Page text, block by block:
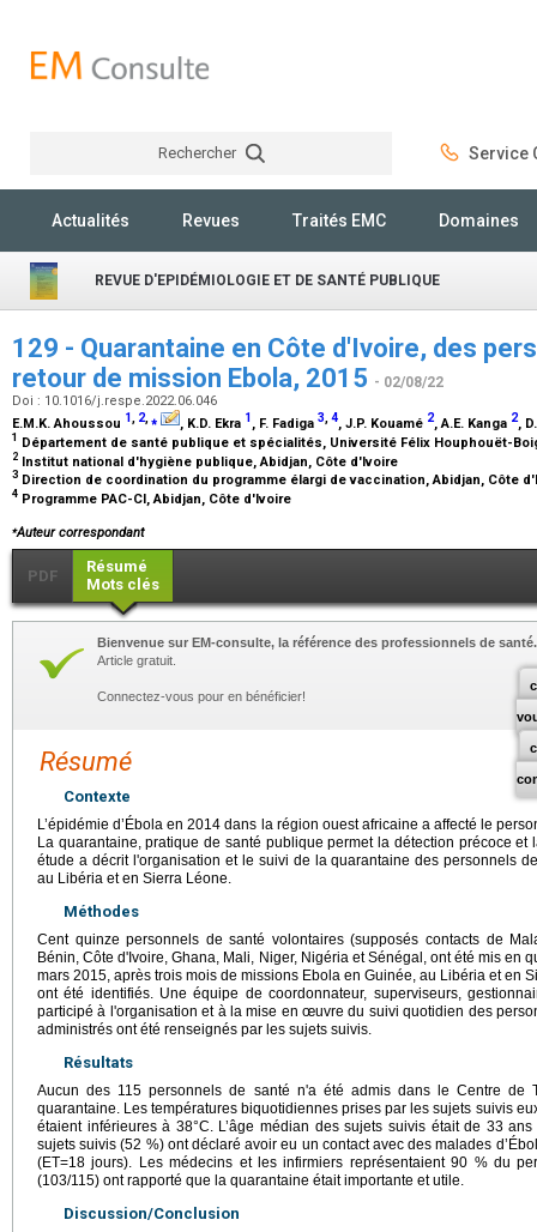
Rechercher Service
Actualités Revues Traités EMC Domaines
REVUE D'EPIDÉMIOLOGIE ET DE SANTÉ PUBLIQUE
129 - Quarantaine en Côte d'Ivoire, des
retour de mission Ebola, 2015 - 02/08/22
Doi : 10.1016/j.respe.2022.06.046
E.M.K. Ahoussou 1, 2,⁎ , K.D. Ekra 1 , F. Fadiga 3,4, J.P. Kouamé 2, A.E. Kanga 2,
1 Département de santé publique et spécialités, Université Félix Houphouët-
2 Institut national d'hygiène publique, Abidjan, Côte d'Ivoire
3 Direction de coordination du programme élargi de vaccination, Abidjan, Côte
4 Programme PAC-CI, Abidjan, Côte d'Ivoire
⁎Auteur correspondant
PDF
Résumé
Mots clés
Bienvenue sur EM-consulte, la référence des professionnels de santé.
Article gratuit.
Connectez-vous pour en bénéficier!
Résumé
Contexte
L’épidémie d’Ébola en 2014 dans la région ouest africaine a affecté le
La quarantaine, pratique de santé publique permet la détection précoce
étude a décrit l'organisation et le suivi de la quarantaine des personnels
au Libéria et en Sierra Léone.
Méthodes
Cent quinze personnels de santé volontaires (supposés contacts de
Bénin, Côte d'Ivoire, Ghana, Mali, Niger, Nigéria et Sénégal, ont été mis en
mars 2015, après trois mois de missions Ebola en Guinée, au Libéria et en
ont été identifiés. Une équipe de coordonnateur, superviseurs,
participé à l'organisation et à la mise en œuvre du suivi quotidien des
administrés ont été renseignés par les sujets suivis.
Résultats
Aucun des 115 personnels de santé n'a été admis dans le Centre de
quarantaine. Les températures biquotidiennes prises par les sujets suivis
étaient inférieures à 38°C. L’âge médian des sujets suivis était de 33
sujets suivis (52 %) ont déclaré avoir eu un contact avec des malades
(ET=18 jours). Les médecins et les infirmiers représentaient 90 % du
(103/115) ont rapporté que la quarantaine était importante et utile.
Discussion/Conclusion